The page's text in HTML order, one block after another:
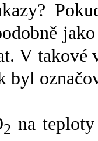
V
byl
2 na